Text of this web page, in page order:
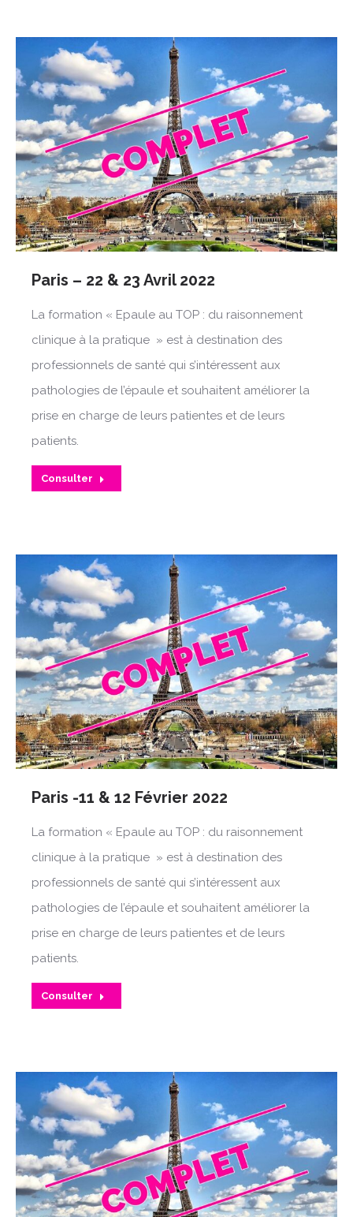
Paris – 22 & 23 Avril 2022
La formation « Epaule au TOP : du raisonnement
clinique à la pratique » est à destination des
professionnels de santé qui s’intéressent aux
pathologies de l’épaule et souhaitent améliorer la
prise en charge de leurs patientes et de leurs
patients.
Consulter
Paris -11 & 12 Février 2022
La formation « Epaule au TOP : du raisonnement
clinique à la pratique » est à destination des
professionnels de santé qui s’intéressent aux
pathologies de l’épaule et souhaitent améliorer la
prise en charge de leurs patientes et de leurs
patients.
Consulter